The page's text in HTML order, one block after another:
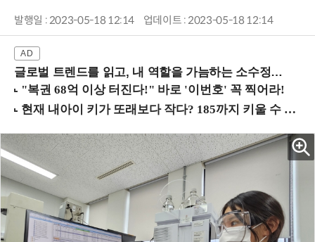
발행일 : 2023-05-18 12:14 업데이트 : 2023-05-18 12:14
글로벌 트렌드를 읽고, 내 역할을 가늠하는 소수정예 실습 워크숍 (8/28 신논현역)